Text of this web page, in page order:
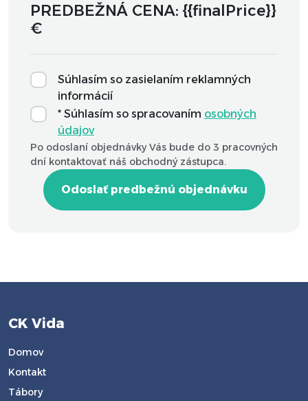
PREDBEŽNÁ CENA: {{finalPrice}}
€
Súhlasím so zasielaním reklamných
informácií
* Súhlasím so spracovaním osobných
údajov
Po odoslaní objednávky Vás bude do 3 pracovných
dní kontaktovať náš obchodný zástupca.
Odoslať predbežnú objednávku
CK Vida
Domov
Kontakt
Tábory